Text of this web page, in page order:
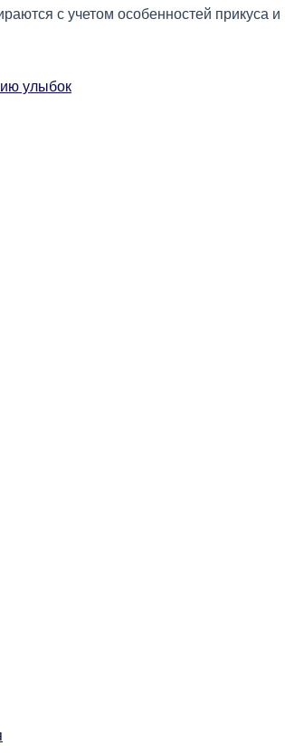
с учетом особенностей прикуса и
улыбок